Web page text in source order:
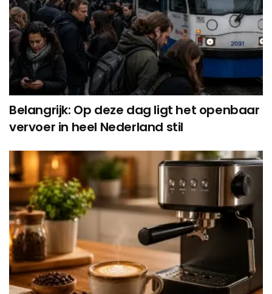
Belangrijk: Op deze dag ligt het openbaar
vervoer in heel Nederland stil